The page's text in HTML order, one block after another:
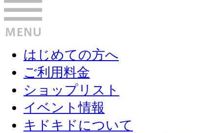
はじめての方へ
ご利用料金
ショップリスト
イベント情報
キドキドについて